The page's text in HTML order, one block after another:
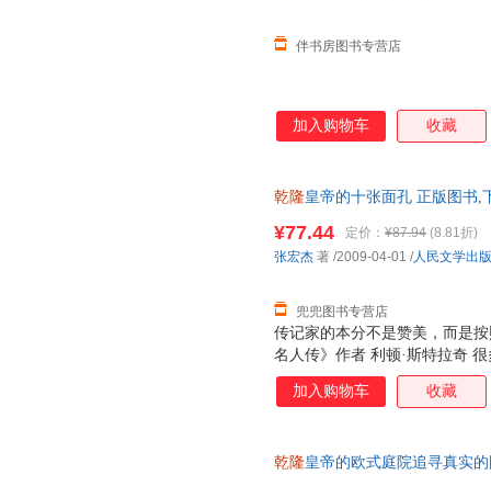
伴书房图书专营店
加入购物车 收藏
乾隆皇帝的十张面孔 正版图书,
传记家的本分不是赞美，而是
名人传》作者 利顿·斯特拉奇
读者眉飞色舞，而宏杰一直在
儿一样》导演 新版《三国演义
刻，沉重与快感相间，忧思和
¥77.44 定价： ¥87.94 (8.81折)
兜兜图书专营店
张宏杰 著 /2009-04-01 /人民文学出
加入购物车 收藏
乾隆皇帝的欧式庭院追寻真实